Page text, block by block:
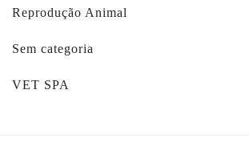
Reprodução Animal
Sem categoria
VET SPA